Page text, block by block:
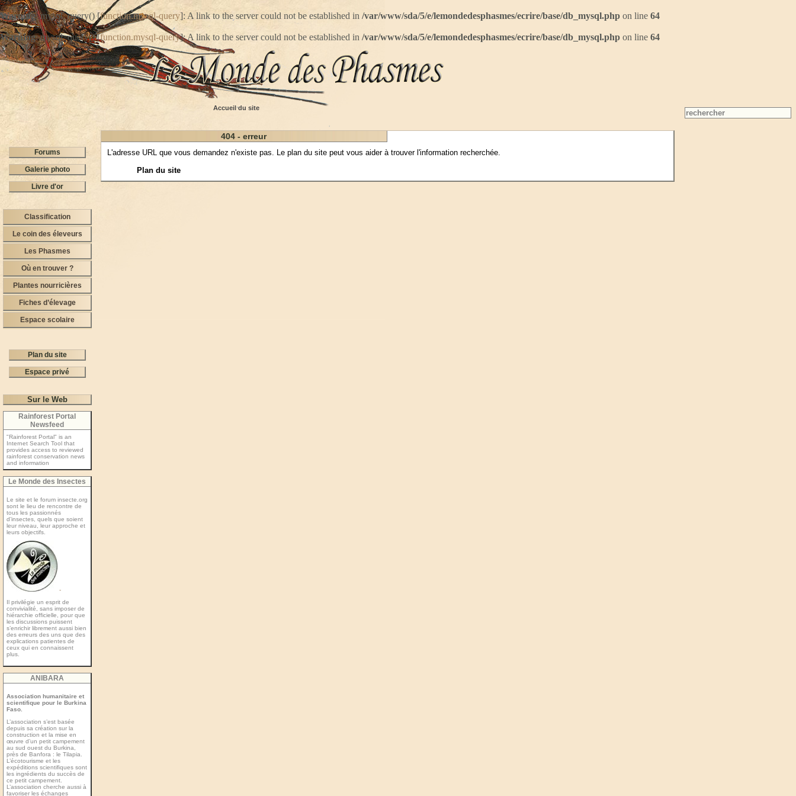
Warning: mysql_query() [function.mysql-query]: A link to the server could not be established in /var/www/sda/5/e/lemondedesphasmes/ecrire/base/db_mysql.php on line 64
Warning: mysql_query() [function.mysql-query]: A link to the server could not be established in /var/www/sda/5/e/lemondedesphasmes/ecrire/base/db_mysql.php on line 64
Accueil du site
Forums
Galerie photo
Livre d'or
Classification
Le coin des éleveurs
Les Phasmes
Où en trouver ?
Plantes nourricières
Fiches d’élevage
Espace scolaire
Plan du site
Espace privé
Sur le Web
Rainforest Portal
Newsfeed
"Rainforest Portal" is an
Internet Search Tool that
provides access to reviewed
rainforest conservation news
and information
Le Monde des Insectes
Le site et le forum insecte.org
sont le lieu de rencontre de
tous les passionnés
d’insectes, quels que soient
leur niveau, leur approche et
leurs objectifs.
-
Il privilégie un esprit de
convivialité, sans imposer de
hiérarchie officielle, pour que
les discussions puissent
s’enrichir librement aussi bien
des erreurs des uns que des
explications patientes de
ceux qui en connaissent
plus.
ANIBARA
Association humanitaire et
scientifique pour le Burkina
Faso.
L’association s’est basée
depuis sa création sur la
construction et la mise en
œuvre d’un petit campement
au sud ouest du Burkina,
près de Banfora : le Tilapia.
L’écotourisme et les
expéditions scientiﬁques sont
les ingrédients du succès de
ce petit campement.
L’association cherche aussi à
favoriser les échanges
404 - erreur
L'adresse URL que vous demandez n'existe pas. Le plan du site peut vous aider à trouver l'information recherchée.
Plan du site